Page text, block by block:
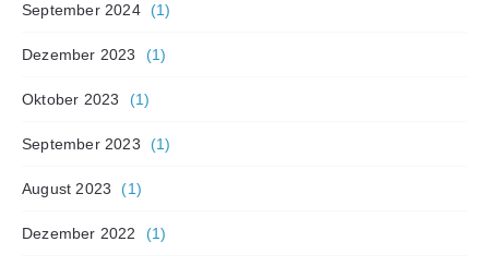
September 2024 (1)
Dezember 2023 (1)
Oktober 2023 (1)
September 2023 (1)
August 2023 (1)
Dezember 2022 (1)